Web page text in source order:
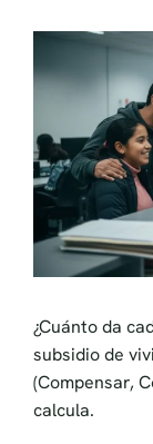
¿Cuánto da
subsidio de
(Compensar,
calcula.